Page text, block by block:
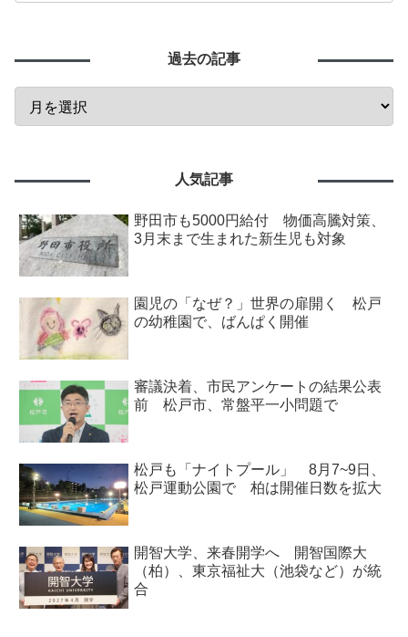
過去の記事
人気記事
野田市も5000円給付 物価高騰対策、
3月末まで生まれた新生児も対象
園児の「なぜ？」世界の扉開く 松戸
の幼稚園で、ばんぱく開催
審議決着、市民アンケートの結果公表
前 松戸市、常盤平一小問題で
松戸も「ナイトプール」 8月7~9日、
松戸運動公園で 柏は開催日数を拡大
開智大学、来春開学へ 開智国際大
（柏）、東京福祉大（池袋など）が統
合